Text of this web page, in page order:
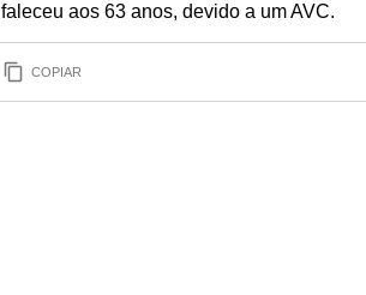
faleceu aos 63 anos, devido a um AVC.
COPIAR